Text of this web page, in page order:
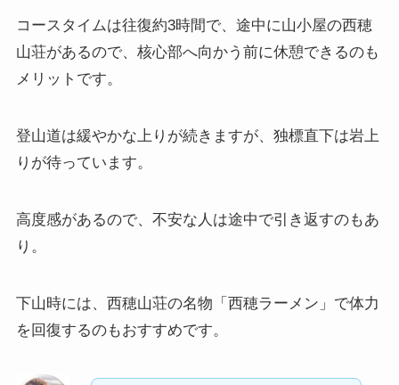
コースタイムは往復約3時間で、途中に山小屋の西穂
山荘があるので、核心部へ向かう前に休憩できるのも
メリットです。
登山道は緩やかな上りが続きますが、独標直下は岩上
りが待っています。
高度感があるので、不安な人は途中で引き返すのもあ
り。
下山時には、西穂山荘の名物「西穂ラーメン」で体力
を回復するのもおすすめです。